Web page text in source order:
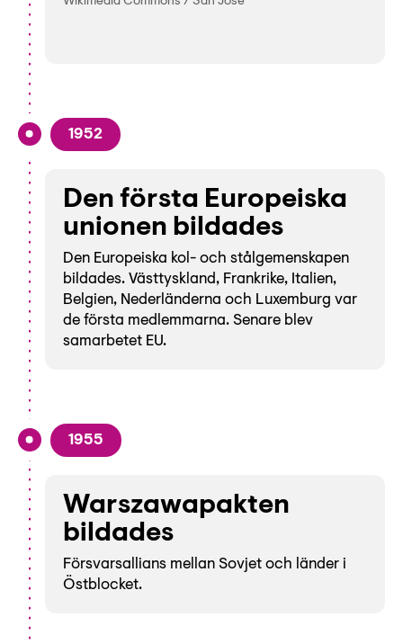
1952
Den första Europeiska
unionen bildades
Den Europeiska kol- och stålgemenskapen
bildades. Västtyskland, Frankrike, Italien,
Belgien, Nederländerna och Luxemburg var
de första medlemmarna. Senare blev
samarbetet EU.
1955
Warszawapakten
bildades
Försvarsallians mellan Sovjet och länder i
Östblocket.